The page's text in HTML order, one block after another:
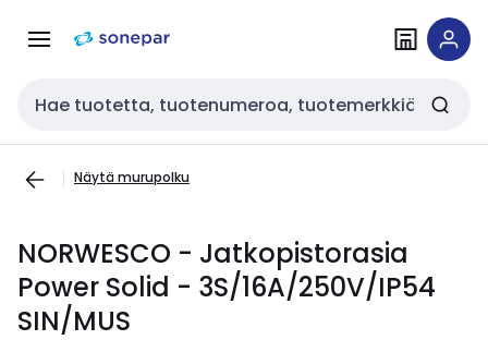
navigointiinsisältöön
Haku
Näytä murupolku
NORWESCO - Jatkopistorasia
Power Solid - 3S/16A/250V/IP54
SIN/MUS